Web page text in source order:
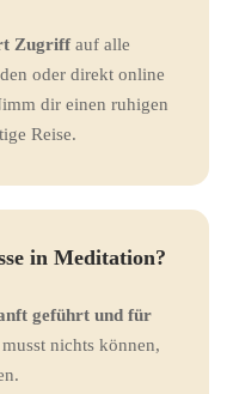
Zugriff auf alle
oder direkt online
dir einen ruhigen
Reise.
in Meditation?
geführt und für
nichts können,